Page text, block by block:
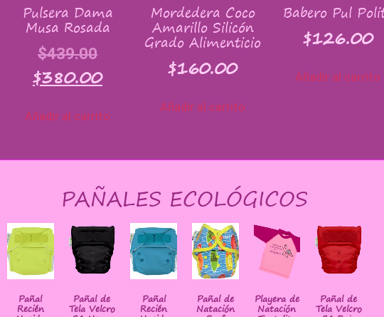
Pulsera Dama
Musa Rosada
$439.00
$380.00
Añadir al carrito
Mordedera Coco
Amarillo Silicón
Grado Alimenticio
$160.00
Añadir al carrito
Babero Pul
$126.00
Añadir al carrito
PAÑALES ECOLÓGICOS
Pañal
Recién
Pañal de
Tela Velcro
Pañal
Recién
Pañal de
Natación
Playera de
Natación
Pañal de
Tela Velcro